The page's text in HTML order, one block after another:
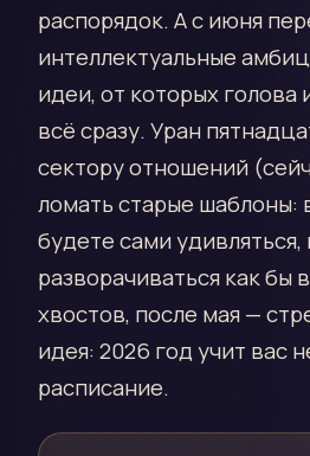
распорядок. А с июня
интеллектуальные
идеи, от которых голова
всё сразу. Уран
сектору отношений
ломать старые шаблоны:
будете сами
разворачиваться как бы
хвостов, после мая —
идея: 2026 год учит вас
расписание.